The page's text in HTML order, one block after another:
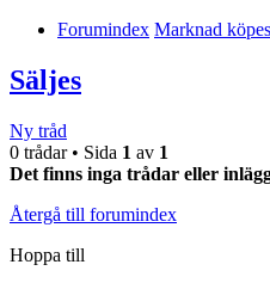
Forumindex Marknad
Säljes
Ny tråd
0 trådar • Sida 1 av 1
Det finns inga trådar eller
Återgå till forumindex
Hoppa till